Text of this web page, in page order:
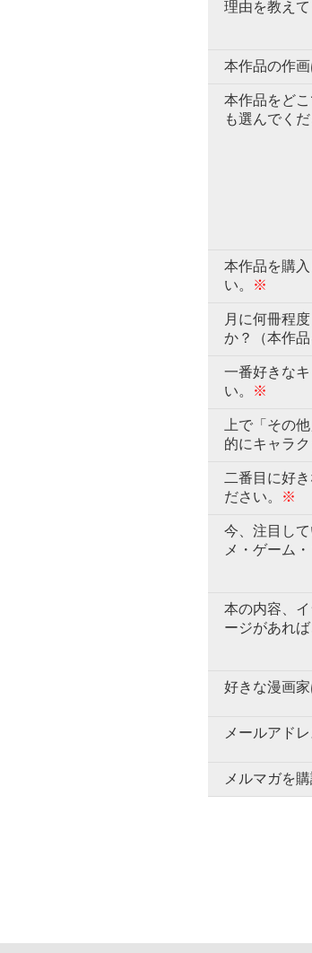
理由を教えて
本作品の作
本作品をど
も選んでくだ
本作品を購
い。
※
月に何冊程
か？（本作品
一番好きな
い。
※
上で「その
的にキャラ
二番目に好
ださい。
※
今、注目し
メ・ゲーム
本の内容、
ージがあれ
好きな漫画
メールアドレ
メルマガを